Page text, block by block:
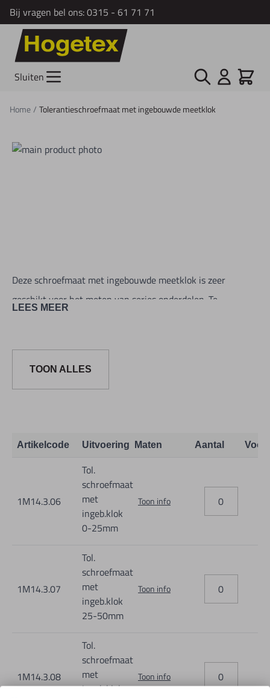
Bij vragen bel ons:0315 - 61 71 71
Ga naar de inhoud
Sluiten Zoek Cart
Home/ Tolerantieschroefmaat met ingebouwde meetklok
Deze schroefmaat met ingebouwde meetklok is zeer
geschikt voor het meten van series onderdelen. Te
Hardmetalen meetvlakken van Ø10mm.
LEES MEER
TOON ALLES
Artikelcode Uitvoering Maten Aantal
1M14.3.06
Tol.
schroefmaat
met
ingeb.klok
0-25mm
Toon info
1M14.3.07
Tol.
schroefmaat
met
ingeb.klok
25-50mm
Toon info
1M14.3.08
Tol.
schroefmaat
met
ingeb.klok
Toon info